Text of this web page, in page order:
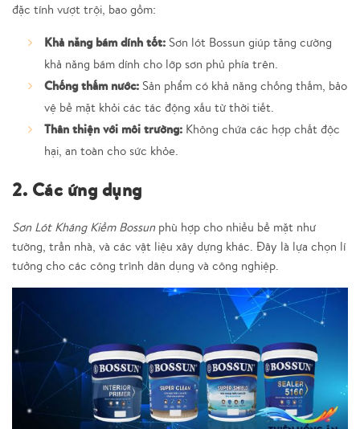
đặc tính vượt trội, bao gồm:
Khả năng bám dính tốt: Sơn lót Bossun giúp tăng cường
khả năng bám dính cho lớp sơn phủ phía trên.
Chống thấm nước: Sản phẩm có khả năng chống thấm, bảo
vệ bề mặt khỏi các tác động xấu từ thời tiết.
Thân thiện với môi trường: Không chứa các hợp chất độc
hại, an toàn cho sức khỏe.
2. Các ứng dụng
Sơn Lót Kháng Kiềm Bossunphù hợp cho nhiều bề mặt như
tường, trần nhà, và các vật liệu xây dựng khác. Đây là lựa chọn lí
tưởng cho các công trình dân dụng và công nghiệp.